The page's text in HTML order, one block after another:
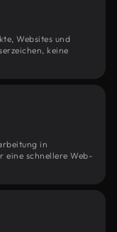
Websites und
keine
in
eine schnellere Web-